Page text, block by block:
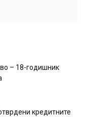
– 18-годишник
кредитните